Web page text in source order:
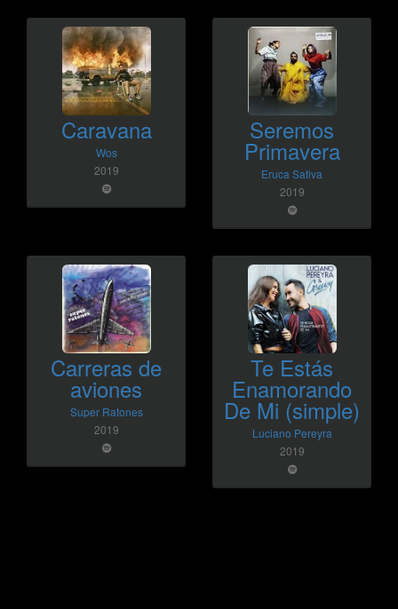
Caravana
Wos
2019
Seremos
Primavera
Eruca Sativa
2019
Carreras de
aviones
Super Ratones
2019
Te Estás
Enamorando
De Mi (simple)
Luciano Pereyra
2019